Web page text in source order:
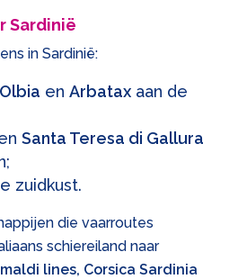
Sardinië
in Sardinië:
Olbia en Arbatax aan de
Santa Teresa di Gallura
zuidkust.
die vaarroutes
schiereiland naar
lines, Corsica Sardinia